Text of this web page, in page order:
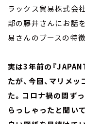
ラックス貿易株式会
部の藤井さんにお話
易さんのブースの特
実は3年前の『
たが、今回、マリメ
た。コロナ禍の間ず
らっしゃったと聞い